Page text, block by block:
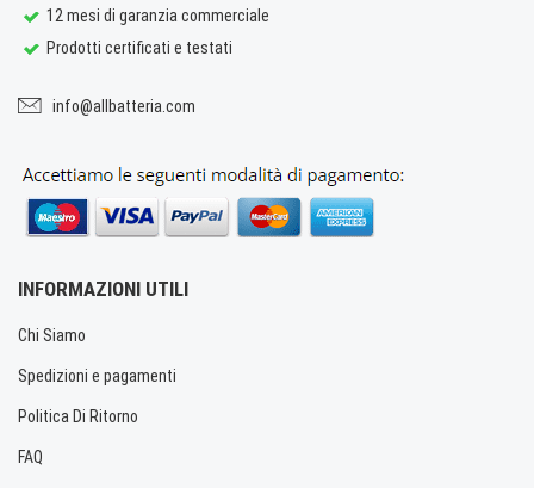
12 mesi di garanzia commerciale
Prodotti certificati e testati
info@allbatteria.com
INFORMAZIONI UTILI
Chi Siamo
Spedizioni e pagamenti
Politica Di Ritorno
FAQ